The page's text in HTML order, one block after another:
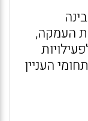
העמקה,
העניין